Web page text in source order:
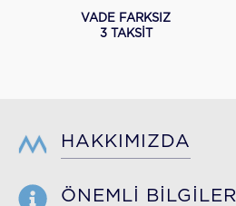
VADE FARKSIZ
3 TAKSİT
HAKKIMIZDA
ÖNEMLİ BİLGİLER